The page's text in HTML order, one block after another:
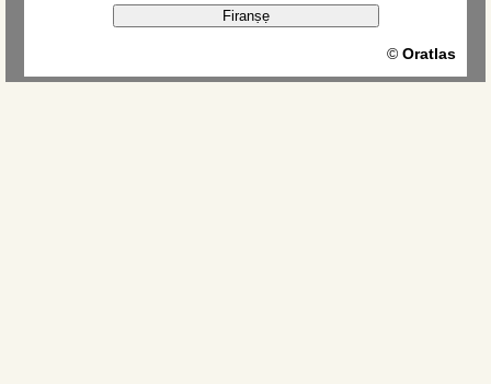
Firanṣẹ
© Oratlas